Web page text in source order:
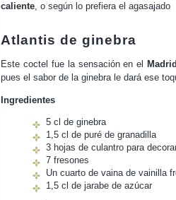
caliente, o según lo prefiera el agasajado
Atlantis de ginebra
Este coctel fue la sensación en el
pues el sabor de la ginebra le dará ese
Ingredientes
5 cl de ginebra
1,5 cl de puré de granadilla
3 hojas de culantro para
7 fresones
Un cuarto de vaina de vainilla
1,5 cl de jarabe de azúcar